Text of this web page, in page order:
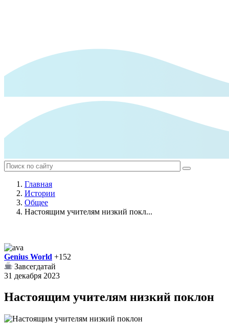
Главная
Истории
Общее
Настоящим учителям низкий покл...
Genius World +152
Завсегдатай
31 декабря 2023
Настоящим учителям низкий поклон